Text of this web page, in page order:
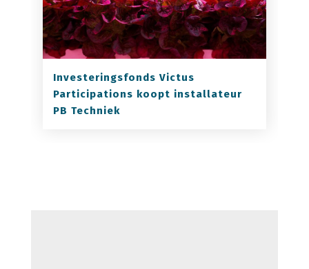
Investeringsfonds Victus
Participations koopt installateur
PB Techniek